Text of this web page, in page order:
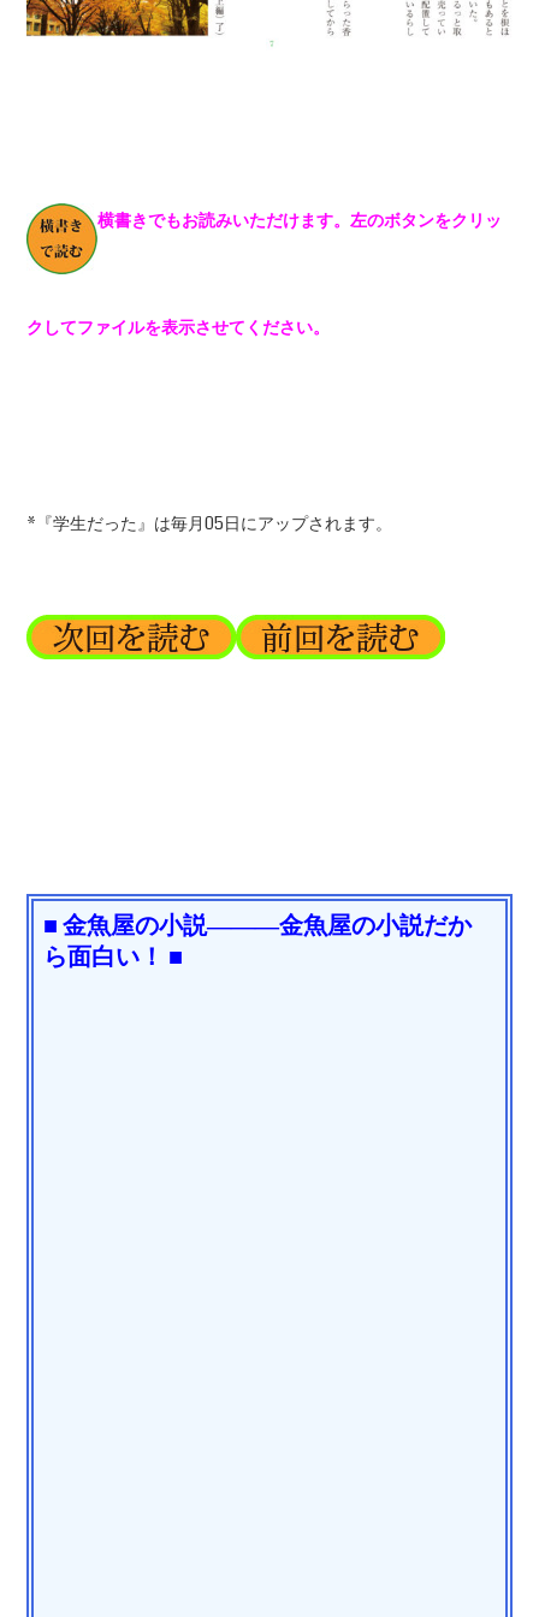
横書きでもお読みいただけます。左のボタンをクリッ
クしてファイルを表示させてください。
*『学生だった』は毎月05日にアップされます。
■ 金魚屋の小説―――金魚屋の小説だか
ら面白い！ ■